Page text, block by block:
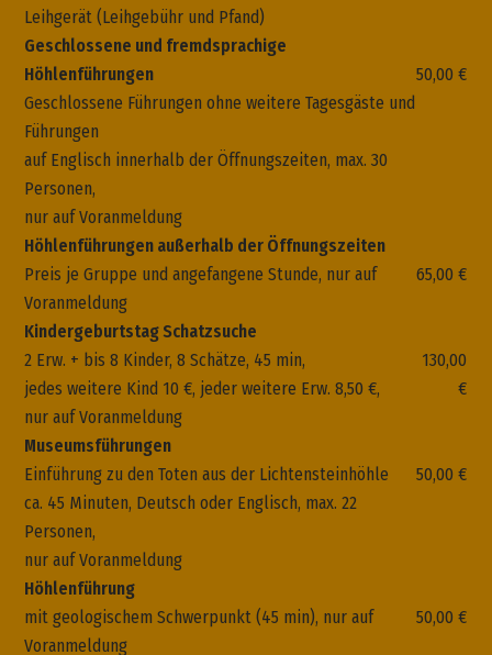
Leihgerät (Leihgebühr und Pfand)
Geschlossene und fremdsprachige
Höhlenführungen
Geschlossene Führungen ohne weitere Tagesgäste und
Führungen
auf Englisch innerhalb der Öffnungszeiten, max. 30
Personen,
nur auf Voranmeldung
50,00 €
Höhlenführungen außerhalb der Öffnungszeiten
Preis je Gruppe und angefangene Stunde, nur auf
Voranmeldung
65,00 €
Kindergeburtstag Schatzsuche
2 Erw. + bis 8 Kinder, 8 Schätze, 45 min,
jedes weitere Kind 10 €, jeder weitere Erw. 8,50 €,
nur auf Voranmeldung
130,00
€
Museumsführungen
Einführung zu den Toten aus der Lichtensteinhöhle
ca. 45 Minuten, Deutsch oder Englisch, max. 22
Personen,
nur auf Voranmeldung
50,00 €
Höhlenführung
mit geologischem Schwerpunkt (45 min), nur auf
Voranmeldung
50,00 €